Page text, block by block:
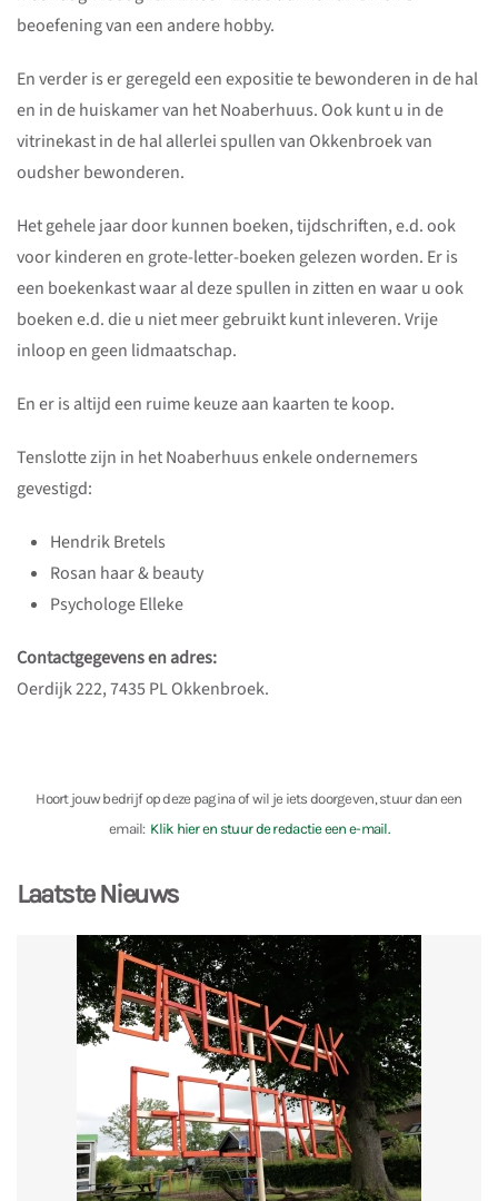
beoefening van een andere hobby.
En verder is er geregeld een expositie te bewonderen in de hal
en in de huiskamer van het Noaberhuus. Ook kunt u in de
vitrinekast in de hal allerlei spullen van Okkenbroek van
oudsher bewonderen.
Het gehele jaar door kunnen boeken, tijdschriften, e.d. ook
voor kinderen en grote-letter-boeken gelezen worden. Er is
een boekenkast waar al deze spullen in zitten en waar u ook
boeken e.d. die u niet meer gebruikt kunt inleveren. Vrije
inloop en geen lidmaatschap.
En er is altijd een ruime keuze aan kaarten te koop.
Tenslotte zijn in het Noaberhuus enkele ondernemers
gevestigd:
Hendrik Bretels
Rosan haar & beauty
Psychologe Elleke
Contactgegevens en adres:
Oerdijk 222, 7435 PL Okkenbroek.
Hoort jouw bedrijf op deze pagina of wil je iets doorgeven, stuur dan een
email: Klik hier en stuur de redactie een e-mail.
Laatste Nieuws